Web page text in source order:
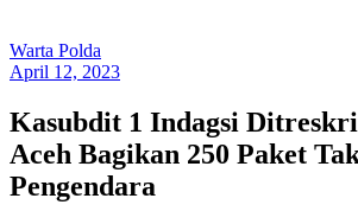
Warta Polda
April 12, 2023
Kasubdit 1 Indagsi
Aceh Bagikan 250 Paket
Pengendara